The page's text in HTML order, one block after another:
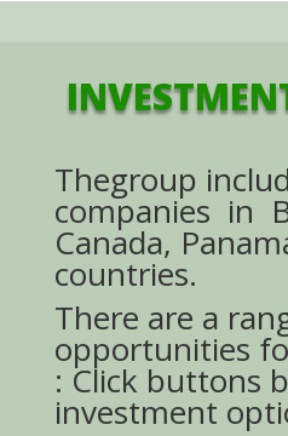
Thegroup
companies in
Canada,
countries.
There are a
opportunities
: Click buttons
investment